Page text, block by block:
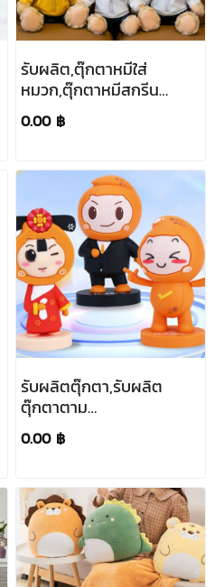
รับผลิต,ตุ๊กตาหมีใส่
หมวก,ตุ๊กตาหมีสกรีน
โลโก้,ตุ๊กตาหมีของ
ขวัญ,โรงงานผลิตตุ๊กตา
แจก,25cm,30cm
0.00 ฿
รับผลิตตุ๊กตา,รับผลิต
ตุ๊กตาตาม
แบบ,ตุ๊กตาPVC,ยาง,ซิลิ
โคน,พีวีซี,รับทำโมเดล,อาร์ต
ฟิกเกอร์ ,ขนาด8cm
0.00 ฿